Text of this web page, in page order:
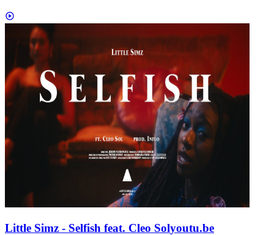
Little Simz - Selfish feat. Cleo Solyoutu.be